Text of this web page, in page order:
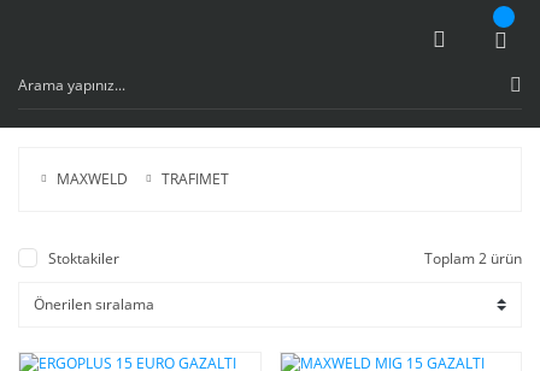
MAXWELD TRAFIMET
Stoktakiler Toplam 2 ürün